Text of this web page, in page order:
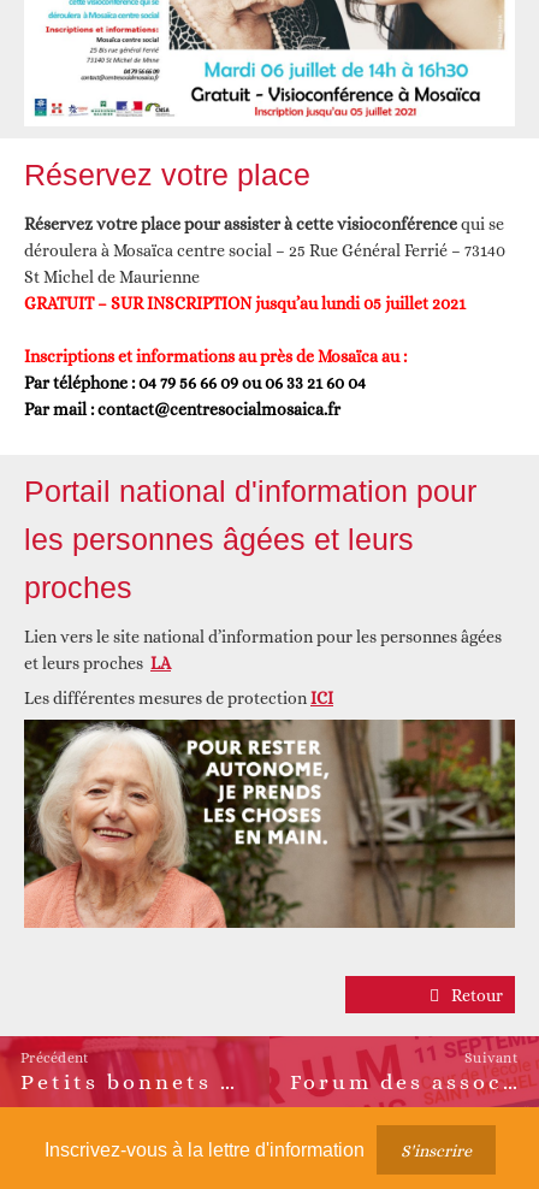
Réservez votre place
Réservez votre place pour assister à cette visioconférencequi se
déroulera à Mosaïca centre social – 25 Rue Général Ferrié – 73140
St Michel de Maurienne
GRATUIT – SUR INSCRIPTION jusqu’au lundi 05 juillet 2021
Inscriptions et informations au près de Mosaïca au :
Par téléphone : 04 79 56 66 09 ou 06 33 21 60 04
Par mail : contact@centresocialmosaica.fr
Portail national d'information pour
les personnes âgées et leurs
proches
Lien vers le site national d’information pour les personnes âgées
et leurs proches LA
Les différentes mesures de protectionICI
Retour
Précédent
Article
précédent :
Petits bonnets – Bonne action – Mets ton bonnet 2020
Suivant
Article
suivant :
Forum des associations 2021 : les inscriptions sont ouvertes !
Inscrivez-vous à la lettre d'information S'inscrire